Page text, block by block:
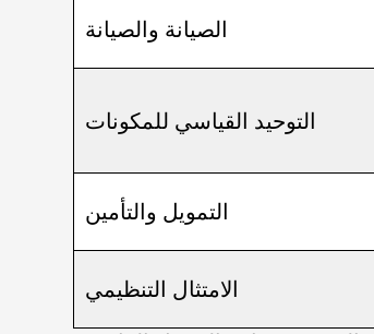
الصيانة والصيانة
التوحيد القياسي للمكونات
التمويل والتأمين
الامتثال التنظيمي